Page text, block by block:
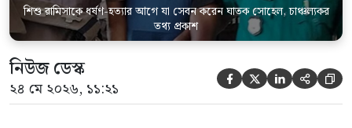
শিশু রামিসাকে ধর্ষণ-হত্যার আগে যা সেবন করেন ঘাতক সোহেল, চাঞ্চল্যকর
তথ্য প্রকাশ
নিউজ ডেস্ক
২৪ মে ২০২৬, ১১:২১     